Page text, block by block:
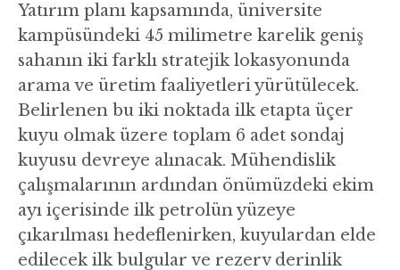
Yatırım planı kapsamında, üniversite
kampüsündeki 45 milimetre karelik geniş
sahanın iki farklı stratejik lokasyonunda
arama ve üretim faaliyetleri yürütülecek.
Belirlenen bu iki noktada ilk etapta üçer
kuyu olmak üzere toplam 6 adet sondaj
kuyusu devreye alınacak. Mühendislik
çalışmalarının ardından önümüzdeki ekim
ayı içerisinde ilk petrolün yüzeye
çıkarılması hedeflenirken, kuyulardan elde
edilecek ilk bulgular ve rezerv derinlik